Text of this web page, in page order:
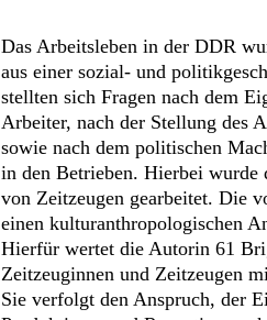
Das Arbeitsleben in der DDR
aus einer sozial- und
stellten sich Fragen nach dem
Arbeiter, nach der Stellung des
sowie nach dem politischen
in den Betrieben. Hierbei wurde
von Zeitzeugen gearbeitet. Die
einen kulturanthropologischen
Hierfür wertet die Autorin 61
Zeitzeuginnen und Zeitzeugen
Sie verfolgt den Anspruch, der